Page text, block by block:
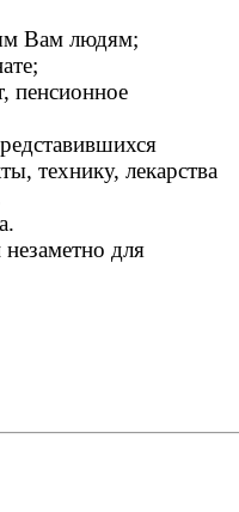
Вам людям;
пенсионное
технику, лекарства
для